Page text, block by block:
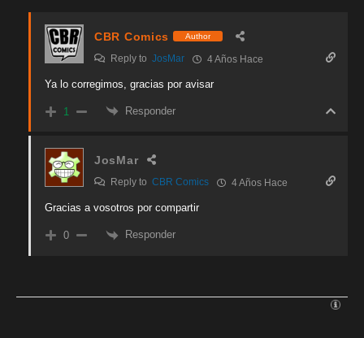
CBR Comics Author
Reply to JosMar 4 Años Hace
Ya lo corregimos, gracias por avisar
1 Responder
JosMar
Reply to CBR Comics 4 Años Hace
Gracias a vosotros por compartir
0 Responder